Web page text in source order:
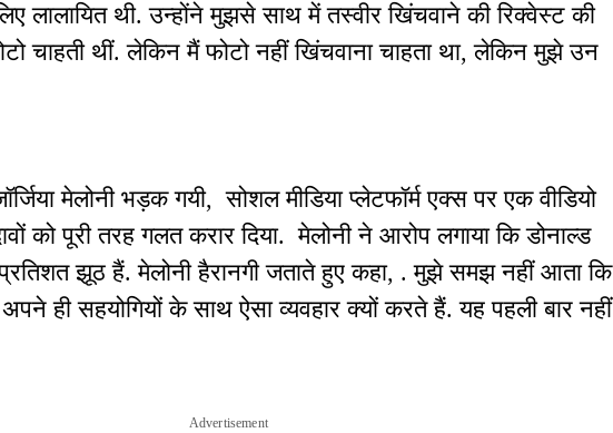
लालायित थी. उन्होंने मुझसे साथ में तस्वीर खिंचवाने की रिक्वेस्ट की
चाहती थीं. लेकिन मैं फोटो नहीं खिंचवाना चाहता था, लेकिन मुझे उन
मेलोनी भड़क गयी, सोशल मीडिया प्लेटफॉर्म एक्स पर एक वीडियो
को पूरी तरह गलत करार दिया. मेलोनी ने आरोप लगाया कि डोनाल्ड
झूठ हैं. मेलोनी हैरानगी जताते हुए कहा, . मुझे समझ नहीं आता कि
अपने ही सहयोगियों के साथ ऐसा व्यवहार क्यों करते हैं. यह पहली बार नहीं
Advertisement